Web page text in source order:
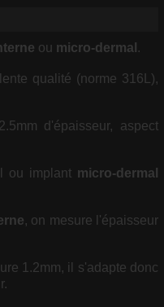
ou micro-dermal .
qualité (norme 316L),
d'épaisseur, aspect
ou implant micro-dermal
, on mesure l'épaisseur
1.2mm, il s'adapte donc